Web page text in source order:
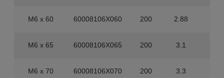
M6 x 60 60008106X060 200 2.88
M6 x 65 60008106X065 200 3.1
M6 x 70 60008106X070 200 3.3